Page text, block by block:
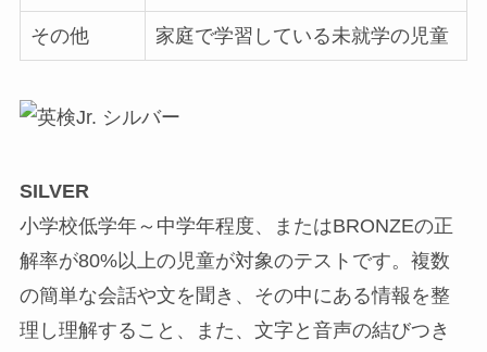
その他 家庭で学習している未就学の児童
SILVER
小学校低学年～中学年程度、またはBRONZEの正
解率が80%以上の児童が対象のテストです。複数
の簡単な会話や文を聞き、その中にある情報を整
理し理解すること、また、文字と音声の結びつき